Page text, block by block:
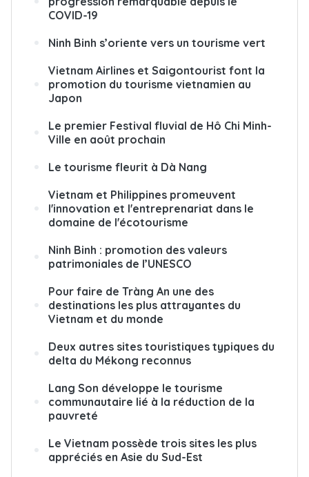
COVID-19
Ninh Binh s’oriente vers un tourisme vert
Vietnam Airlines et Saigontourist font la
promotion du tourisme vietnamien au
Japon
Le premier Festival fluvial de Hô Chi Minh-
Ville en août prochain
Le tourisme fleurit à Dà Nang
Vietnam et Philippines promeuvent
l'innovation et l'entreprenariat dans le
domaine de l'écotourisme
Ninh Binh : promotion des valeurs
patrimoniales de l’UNESCO
Pour faire de Tràng An une des
destinations les plus attrayantes du
Vietnam et du monde
Deux autres sites touristiques typiques du
delta du Mékong reconnus
Lang Son développe le tourisme
communautaire lié à la réduction de la
pauvreté
Le Vietnam possède trois sites les plus
appréciés en Asie du Sud-Est